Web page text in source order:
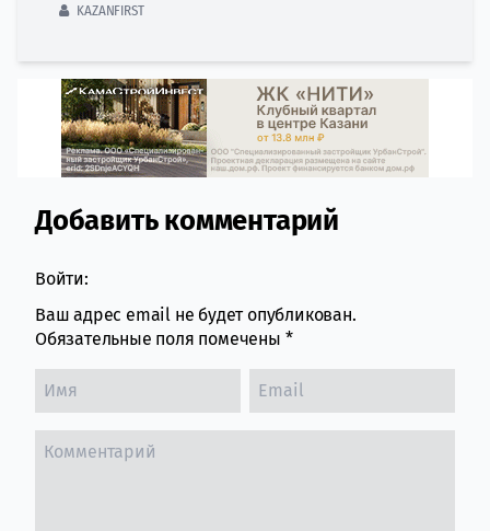
KAZANFIRST
Comment section
Добавить комментарий
Войти:
Ваш адрес email не будет опубликован.
Обязательные поля помечены *